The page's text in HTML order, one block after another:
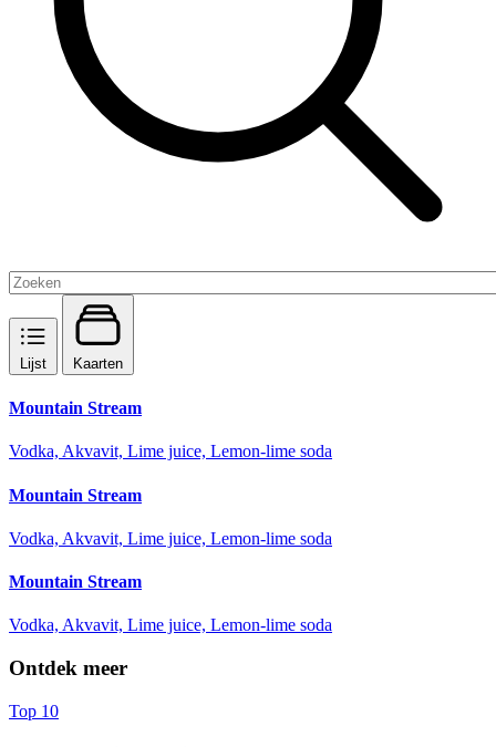
Lijst Kaarten
Mountain Stream
Vodka, Akvavit, Lime juice, Lemon-lime soda
Mountain Stream
Vodka, Akvavit, Lime juice, Lemon-lime soda
Mountain Stream
Vodka, Akvavit, Lime juice, Lemon-lime soda
Ontdek meer
Top 10